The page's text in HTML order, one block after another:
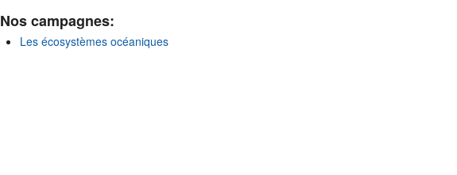
Nos campagnes:
Les écosystèmes océaniques